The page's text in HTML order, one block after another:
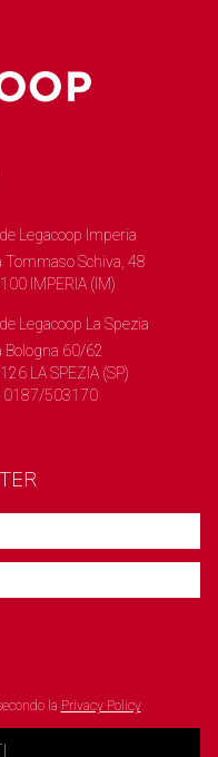
Legacoop Imperia
Tommaso Schiva, 48
IMPERIA (IM)
Legacoop La Spezia
Bologna 60/62
LA SPEZIA (SP)
0187/503170
la Privacy Policy